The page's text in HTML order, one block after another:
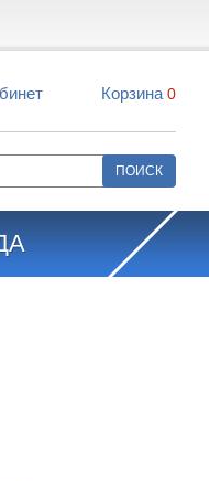
Корзина 0